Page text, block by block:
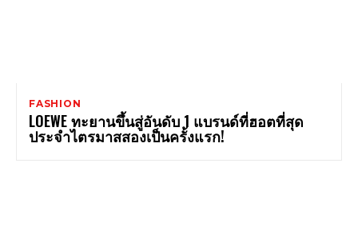
FASHION
LOEWE ทะยานขึ้นสู่อันดับ 1 แบรนด์ที่ฮอตที่สุด
ประจำไตรมาสสองเป็นครั้งแรก!